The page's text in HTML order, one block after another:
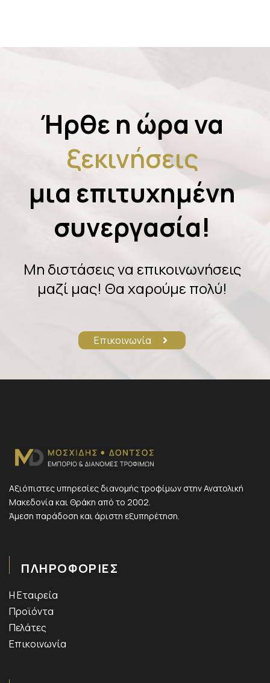
Ήρθε η ώρα να
ξεκινήσεις
μια επιτυχημένη
συνεργασία!
Μη διστάσεις να επικοινωνήσεις
μαζί μας! Θα χαρούμε πολύ!
Επικοινωνία
Αξιόπιστες υπηρεσίες διανομής τροφίμων στην Ανατολική
Μακεδονία και Θράκη από το 2002.
Άμεση παράδοση και άριστη εξυπηρέτηση.
ΠΛΗΡΟΦΟΡΙΕΣ
Η Εταιρεία
Προϊόντα
Πελάτες
Επικοινωνία